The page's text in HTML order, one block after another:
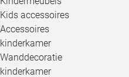
Kids accessoires
Accessoires
kinderkamer
Wanddecoratie
kinderkamer